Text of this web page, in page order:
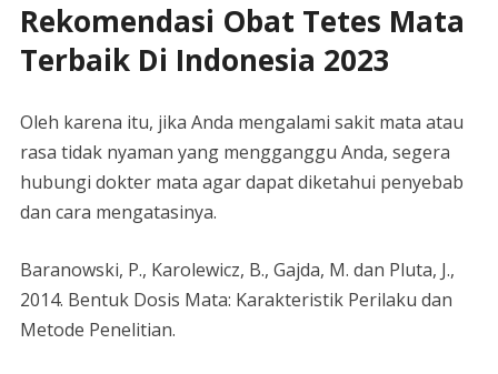
Rekomendasi Obat Tetes Mata
Terbaik Di Indonesia 2023
Oleh karena itu, jika Anda mengalami sakit mata atau
rasa tidak nyaman yang mengganggu Anda, segera
hubungi dokter mata agar dapat diketahui penyebab
dan cara mengatasinya.
Baranowski, P., Karolewicz, B., Gajda, M. dan Pluta, J.,
2014. Bentuk Dosis Mata: Karakteristik Perilaku dan
Metode Penelitian.